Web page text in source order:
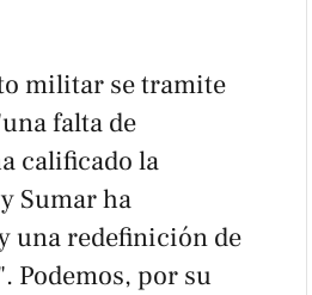
militar se tramite
falta de
calificado la
Sumar ha
una redefinición de
Podemos, por su